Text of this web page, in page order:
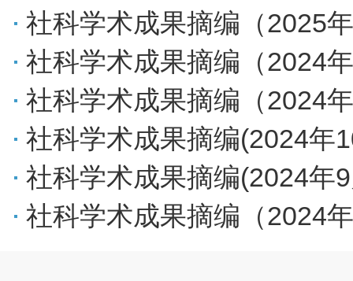
社科学术成果摘编（2025
社科学术成果摘编（2024
社科学术成果摘编（2024
社科学术成果摘编(2024年
社科学术成果摘编(2024年
社科学术成果摘编（2024